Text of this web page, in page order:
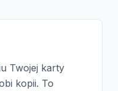
Twojej karty
kopii. To